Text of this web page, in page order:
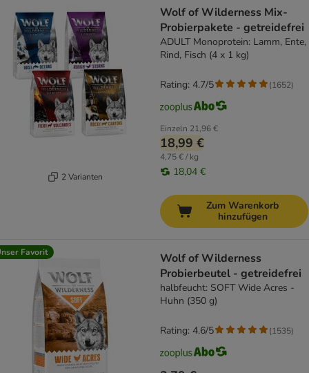
2 Varianten
Wolf of Wilderness Mix-
Probierpakete - getreidefrei
ADULT Monoprotein: Lamm, Ente,
Rind, Fisch (4 x 1 kg)
Einzeln 21,96 €
18,99 €
4,75 € / kg
18,04 €
Rating: 4.7/5 (1652)
Zum Warenkorb
hinzufügen
Favorit
Wolf of Wilderness
Probierbeutel - getreidefrei
halbfeucht: SOFT Wide Acres -
Huhn (350 g)
Rating: 4.6/5 (1535)